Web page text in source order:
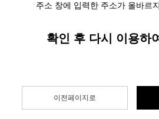
주소 창에 입력한 주소가 올바르
확인 후 다시 이용하
이전페이지로